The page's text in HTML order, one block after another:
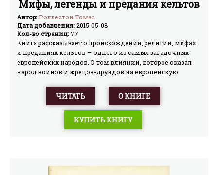
Мифы, легенды и предания кельтов
Автор:Роллестон Томас
Дата добавления:2015-05-08
Кол-во страниц: 77
Книга рассказывает о происхождении, религии, мифах
и преданиях кельтов — одного из самых загадочных
европейских народов. О том влиянии, которое оказал
народ воинов и жрецов-друидов на европейскую
мифы и легенды, уэльскую и валлийскую мифологию,
рыцарские романы автор представляет без добавлений
и изменений, в том виде, в каком они существуют до
сих пор, сопровождая их исчерпывающими
комментариями.
ЧИТАТЬ О КНИГЕ
КУПИТЬ КНИГУ